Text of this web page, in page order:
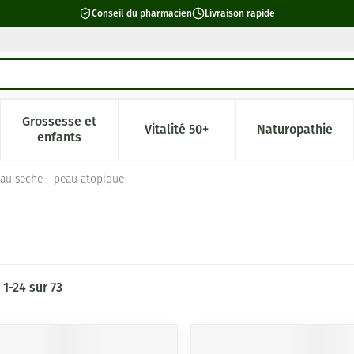
Conseil du pharmacien Livraison rapide
Beauté, soins et hygiène
menu pour la catégorie Régime, alimentation &
Grossesse et
enfantsAfficher le sous-menu pour la catégorie Grossesse
Vitalité 50+Afficher le sous-menu pour la
Naturopathie
Afficher le
seche - peau atopique
1-24 sur73